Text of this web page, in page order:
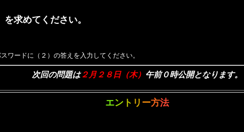
を求めてください。
ワードに（２）の答えを入力してください。
次回の問題は２月２８日（木） 午前０時公開となります。
エン ト リ ー方法